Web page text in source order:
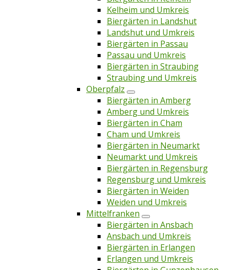
Kelheim und Umkreis
Biergärten in Landshut
Landshut und Umkreis
Biergärten in Passau
Passau und Umkreis
Biergärten in Straubing
Straubing und Umkreis
Oberpfalz
Biergärten in Amberg
Amberg und Umkreis
Biergärten in Cham
Cham und Umkreis
Biergärten in Neumarkt
Neumarkt und Umkreis
Biergärten in Regensburg
Regensburg und Umkreis
Biergärten in Weiden
Weiden und Umkreis
Mittelfranken
Biergärten in Ansbach
Ansbach und Umkreis
Biergärten in Erlangen
Erlangen und Umkreis